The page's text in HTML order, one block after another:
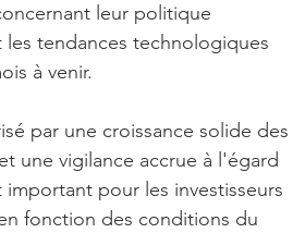
leur politique
tendances technologiques
à venir.
par une croissance solide des
une vigilance accrue à l'égard
pour les investisseurs
fonction des conditions du